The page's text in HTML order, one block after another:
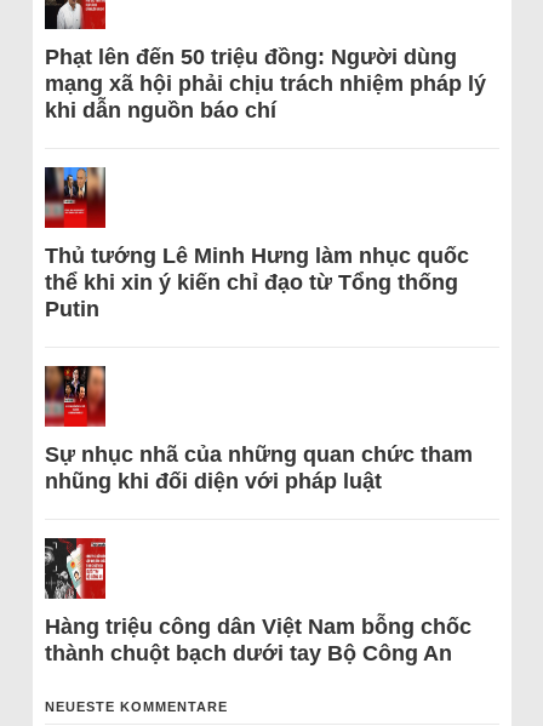
Phạt lên đến 50 triệu đồng: Người dùng
mạng xã hội phải chịu trách nhiệm pháp lý
khi dẫn nguồn báo chí
Thủ tướng Lê Minh Hưng làm nhục quốc
thể khi xin ý kiến chỉ đạo từ Tổng thống
Putin
Sự nhục nhã của những quan chức tham
nhũng khi đối diện với pháp luật
Hàng triệu công dân Việt Nam bỗng chốc
thành chuột bạch dưới tay Bộ Công An
NEUESTE KOMMENTARE